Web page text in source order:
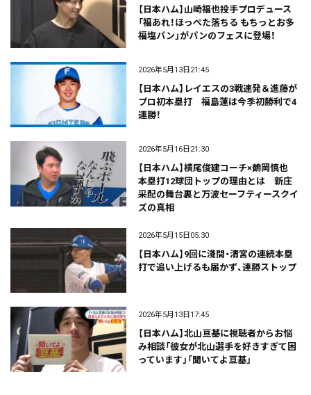
【日本ハム】山崎福也投手プロデュース
「福あれ！ほっぺた落ちる もちっとお多
福塩パン」がパンのフェスに登場！
2026年5月13日21:45
【日本ハム】レイエスの3戦連発＆進藤が
プロ初本塁打 福島蓮は今季初勝利で4
連勝！
2026年5月16日21:30
【日本ハム】横尾俊建コーチ×鶴岡慎也
本塁打12球団トップの理由とは 新庄
采配の舞台裏と万波セーフティースクイ
ズの真相
2026年5月15日05:30
【日本ハム】9回に淺間・清宮の連続本塁
打で追い上げるも届かず、連勝ストップ
2026年5月13日17:45
【日本ハム】北山亘基に視聴者からお悩
み相談「彼女が北山選手を好きすぎて困
っています」――「聞いてよ亘基」